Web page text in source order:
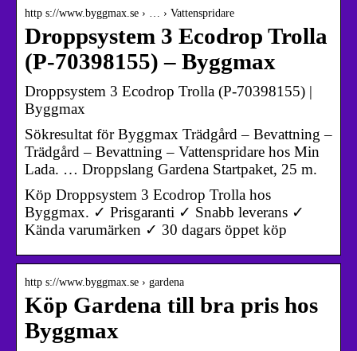
http s://www.byggmax.se › … › Vattenspridare
Droppsystem 3 Ecodrop Trolla
(P-70398155) – Byggmax
Droppsystem 3 Ecodrop Trolla (P-70398155) |
Byggmax
Sökresultat för Byggmax Trädgård – Bevattning –
Trädgård – Bevattning – Vattenspridare hos Min
Lada. … Droppslang Gardena Startpaket, 25 m.
Köp Droppsystem 3 Ecodrop Trolla hos
Byggmax. ✓ Prisgaranti ✓ Snabb leverans ✓
Kända varumärken ✓ 30 dagars öppet köp
http s://www.byggmax.se › gardena
Köp Gardena till bra pris hos
Byggmax